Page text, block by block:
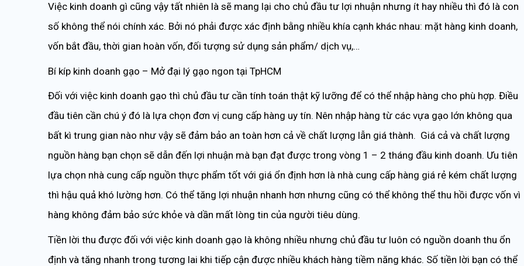
Việc kinh doanh gì cũng vậy tất nhiên là sẽ mang lại cho chủ đầu tư lợi nhuận nhưng ít hay nhiều thì đó là con
số không thể nói chính xác. Bởi nó phải được xác định bằng nhiều khía cạnh khác nhau: mặt hàng kinh doanh,
vốn bắt đầu, thời gian hoàn vốn, đối tượng sử dụng sản phẩm/ dịch vụ,…
Bí kíp kinh doanh gạo – Mở đại lý gạo ngon tại TpHCM
Đối với việc kinh doanh gạo thì chủ đầu tư cần tính toán thật kỹ lưỡng để có thể nhập hàng cho phù hợp. Điều
đầu tiên cần chú ý đó là lựa chọn đơn vị cung cấp hàng uy tín. Nên nhập hàng từ các vựa gạo lớn không qua
bất kì trung gian nào như vậy sẽ đảm bảo an toàn hơn cả về chất lượng lẫn giá thành. Giá cả và chất lượng
nguồn hàng bạn chọn sẽ dẫn đến lợi nhuận mà bạn đạt được trong vòng 1 – 2 tháng đầu kinh doanh. Ưu tiên
lựa chọn nhà cung cấp nguồn thực phẩm tốt với giá ổn định hơn là nhà cung cấp hàng giá rẻ kém chất lượng
thì hậu quả khó lường hơn. Có thể tăng lợi nhuận nhanh hơn nhưng cũng có thể không thể thu hồi được vốn vì
hàng không đảm bảo sức khỏe và dần mất lòng tin của người tiêu dùng.
Tiền lời thu được đối với việc kinh doanh gạo là không nhiều nhưng chủ đầu tư luôn có nguồn doanh thu ổn
định và tăng nhanh trong tương lai khi tiếp cận được nhiều khách hàng tiềm năng khác. Số tiền lời bạn có thể